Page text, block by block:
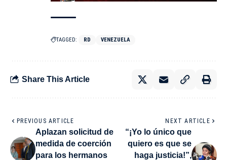
TAGGED: RD VENEZUELA
Share This Article
PREVIOUS ARTICLE
Aplazan solicitud de
medida de coerción
para los hermanos
NEXT ARTICLE
“¡Yo lo único que
quiero es que se
haga justicia!”,